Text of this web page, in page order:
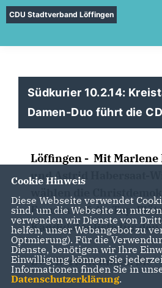
CDU Stadtverband Löffingen
Südkurier 10.2.14:
Damen-Duo führt die
Löffingen - Mit
und Astrid Habersaat-
Frauen auf die Top-
Kandidatenliste für den
Den Bericht finden Sie
Cookie Hinweis
Diese Webseite verwendet
sind, um die Webseite zu
verwenden wir Dienste von
helfen, unser Webangebot zu
Optmierung). Für die
Dienste, benötigen wir Ihre
Einwilligung können Sie
Informationen finden Sie in
Datenschutzerklärung.